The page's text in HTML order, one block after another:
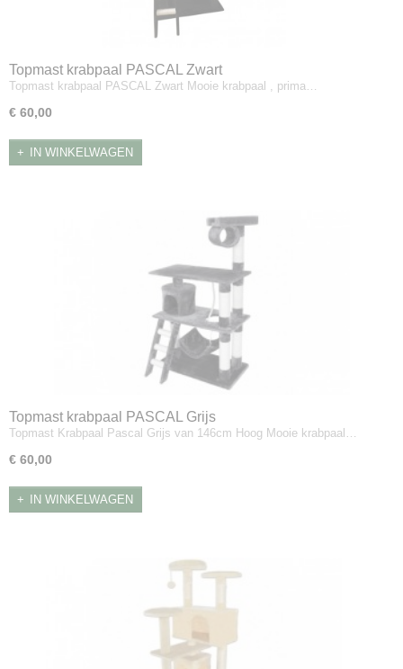
Topmast krabpaal PASCAL Zwart
Topmast krabpaal PASCAL Zwart Mooie krabpaal , prima…
€ 60,00
IN WINKELWAGEN
Topmast krabpaal PASCAL Grijs
Topmast Krabpaal Pascal Grijs van 146cm Hoog Mooie krabpaal…
€ 60,00
IN WINKELWAGEN